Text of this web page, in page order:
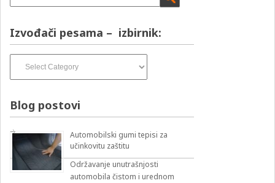
Izvođači pesama – izbirnik:
pesama
Blog postovi
Automobilski gumi tepisi za
učinkovitu zaštitu
Održavanje unutrašnjosti
automobila čistom i urednom